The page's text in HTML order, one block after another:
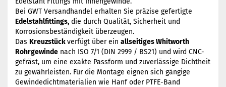
Bei GWT Versandhandel erhalten Sie präzise gefertigte
Edelstahlfittings, die durch Qualität, Sicherheit und
Korrosionsbeständigkeit überzeugen.
Das Kreuzstückverfügt über ein allseitiges Whitworth
Rohrgewinde nach ISO 7/1 (DIN 2999 / BS21) und wird CNC-
gefräst, um eine exakte Passform und zuverlässige Dichtheit
zu gewährleisten. Für die Montage eignen sich gängige
Gewindedichtmaterialien wie Hanf oder PTFE-Band